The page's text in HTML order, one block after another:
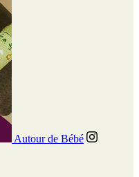
Autour de Bébé